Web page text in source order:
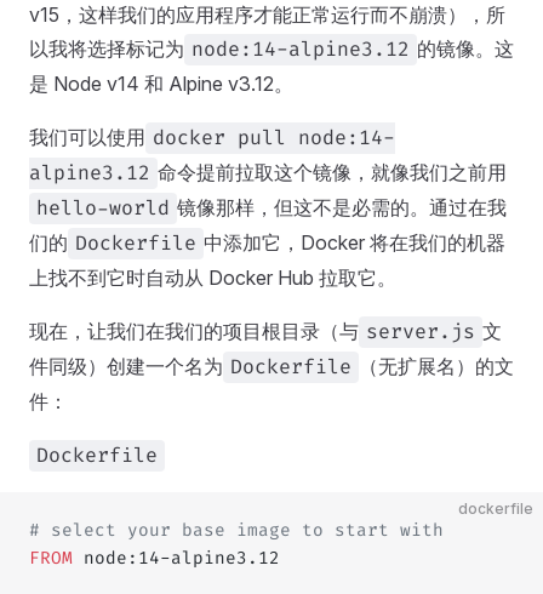
v15，这样我们的应用程序才能正常运行而不崩溃），所
以我将选择标记为 node:14-alpine3.12 的镜像。这
是 Node v14 和 Alpine v3.12。
我们可以使用 docker pull node:14-
alpine3.12 命令提前拉取这个镜像，就像我们之前用
hello-world 镜像那样，但这不是必需的。通过在我
们的 Dockerfile 中添加它，Docker 将在我们的机器
上找不到它时自动从 Docker Hub 拉取它。
现在，让我们在我们的项目根目录（与 server.js 文
件同级）创建一个名为 Dockerfile
（无扩展名）的文
件：
Dockerfile
dockerfile
# select your base image to start with
FROM node:14-alpine3.12